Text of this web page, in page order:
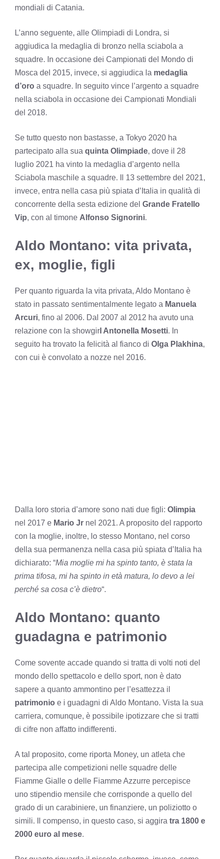
mondiali di Catania.
L’anno seguente, alle Olimpiadi di Londra, si
aggiudica la medaglia di bronzo nella sciabola a
squadre. In occasione dei Campionati del Mondo di
Mosca del 2015, invece, si aggiudica la medaglia
d’oro a squadre. In seguito vince l’argento a squadre
nella sciabola in occasione dei Campionati Mondiali
del 2018.
Se tutto questo non bastasse, a Tokyo 2020 ha
partecipato alla sua quinta Olimpiade, dove il 28
luglio 2021 ha vinto la medaglia d’argento nella
Sciabola maschile a squadre. Il 13 settembre del 2021,
invece, entra nella casa più spiata d’Italia in qualità di
concorrente della sesta edizione del Grande Fratello
Vip, con al timone Alfonso Signorini.
Aldo Montano: vita privata,
ex, moglie, figli
Per quanto riguarda la vita privata, Aldo Montano è
stato in passato sentimentalmente legato a Manuela
Arcuri, fino al 2006. Dal 2007 al 2012 ha avuto una
relazione con la showgir l Antonella Mosetti. In
seguito ha trovato la felicità al fianco di Olga Plakhina,
con cui è convolato a nozze nel 2016.
Dalla loro storia d’amore sono nati due figli: Olimpia
nel 2017 e Mario Jr nel 2021. A proposito del rapporto
con la moglie, inoltre, lo stesso Montano, nel corso
della sua permanenza nella casa più spiata d’Italia ha
dichiarato: “Mia moglie mi ha spinto tanto, è stata la
prima tifosa, mi ha spinto in età matura, lo devo a lei
perché sa cosa c’è dietro“.
Aldo Montano: quanto
guadagna e patrimonio
Come sovente accade quando si tratta di volti noti del
mondo dello spettacolo e dello sport, non è dato
sapere a quanto ammontino per l’esattezza il
patrimonio e i guadagni di Aldo Montano. Vista la sua
carriera, comunque, è possibile ipotizzare che si tratti
di cifre non affatto indifferenti.
A tal proposito, come riporta Money, un atleta che
partecipa alle competizioni nelle squadre delle
Fiamme Gialle o delle Fiamme Azzurre percepisce
uno stipendio mensile che corrisponde a quello del
grado di un carabiniere, un finanziere, un poliziotto o
simili. Il compenso, in questo caso, si aggira tra 1800 e
2000 euro al mese.